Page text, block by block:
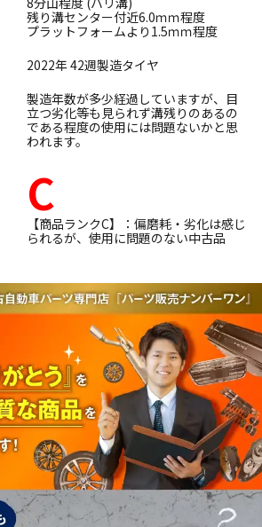
残り溝センター付近6.0ｍｍ程度
プラットフォームより1.5ｍｍ程度
2022年 42週製造タイヤ
製造年数が多少経過していますが、目
立つ劣化等も見られず溝残りのあるの
である程度の使用には問題ないかと思
われます。
C
【商品ランクC】：偏磨耗・劣化は感じ
られるが、使用に問題のない中古品